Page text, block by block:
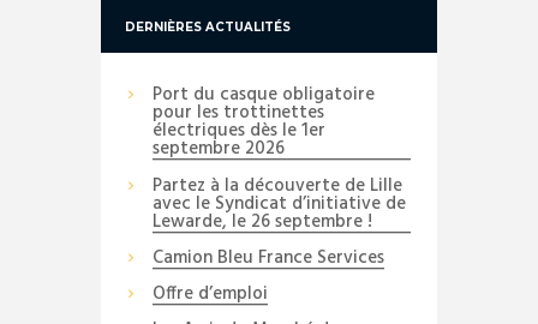
DERNIÈRES ACTUALITÉS
Port du casque obligatoire
pour les trottinettes
électriques dès le 1er
septembre 2026
Partez à la découverte de Lille
avec le Syndicat d’initiative de
Lewarde, le 26 septembre !
Camion Bleu France Services
Offre d’emploi